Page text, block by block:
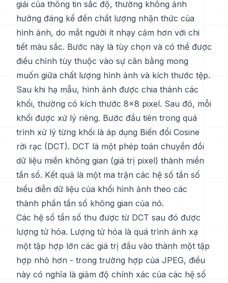
giải của thông tin sắc độ, thường không ảnh
hưởng đáng kể đến chất lượng nhận thức của
hình ảnh, do mắt người ít nhạy cảm hơn với chi
tiết màu sắc. Bước này là tùy chọn và có thể được
điều chỉnh tùy thuộc vào sự cân bằng mong
muốn giữa chất lượng hình ảnh và kích thước tệp.
Sau khi hạ mẫu, hình ảnh được chia thành các
khối, thường có kích thước 8x8 pixel. Sau đó, mỗi
khối được xử lý riêng. Bước đầu tiên trong quá
trình xử lý từng khối là áp dụng Biến đổi Cosine
rời rạc (DCT). DCT là một phép toán chuyển đổi
dữ liệu miền không gian (giá trị pixel) thành miền
tần số. Kết quả là một ma trận các hệ số tần số
biểu diễn dữ liệu của khối hình ảnh theo các
thành phần tần số không gian của nó.
Các hệ số tần số thu được từ DCT sau đó được
lượng tử hóa. Lượng tử hóa là quá trình ánh xạ
một tập hợp lớn các giá trị đầu vào thành một tập
hợp nhỏ hơn - trong trường hợp của JPEG, điều
này có nghĩa là giảm độ chính xác của các hệ số